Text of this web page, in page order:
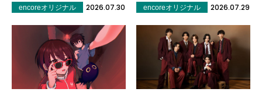
encoreオリジナル 2026.07.30 encoreオリジナル 2026.07.29